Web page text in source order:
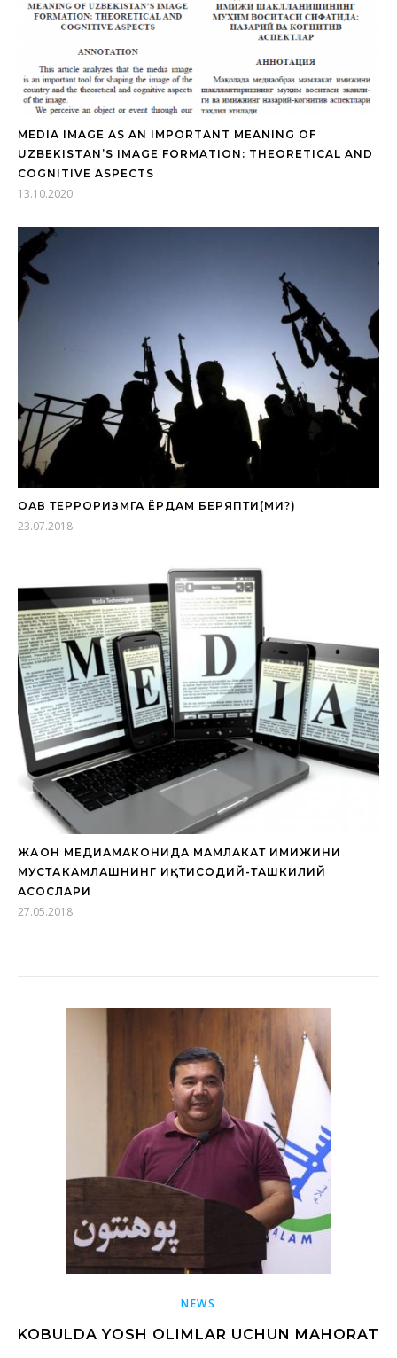
MEDIA IMAGE AS AN IMPORTANT MEANING OF
UZBEKISTAN’S IMAGE FORMATION: THEORETICAL AND
COGNITIVE ASPECTS
13.10.2020
ОАВ ТЕРРОРИЗМГА ЁРДАМ БЕРЯПТИ(МИ?)
23.07.2018
ЖАҲОН МЕДИАМАКОНИДА МАМЛАКАТ ИМИЖИНИ
МУСТАҲКАМЛАШНИНГ ИҚТИСОДИЙ-ТАШКИЛИЙ
АСОСЛАРИ
27.05.2018
NEWS
KOBULDA YOSH OLIMLAR UCHUN MAHORAT